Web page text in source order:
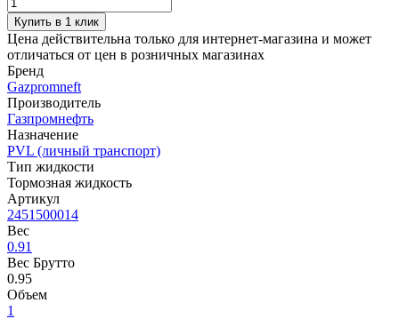
Купить в 1 клик
Цена действительна только для интернет-магазина и может
отличаться от цен в розничных магазинах
Бренд
Gazpromneft
Производитель
Газпромнефть
Назначение
PVL (личный транспорт)
Тип жидкости
Тормозная жидкость
Артикул
2451500014
Вес
0.91
Вес Брутто
0.95
Объем
1